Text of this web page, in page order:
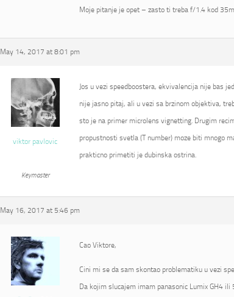
Moje pitanje je opet – zasto ti treba f/1.4 kod
May 14, 2017 at 8:01 pm
viktor pavlovic
Keymaster
Jos u vezi speedboostera, ekvivalencija nije bas
nije jasno pitaj, ali u vezi sa brzinom objektiva,
sto je na primer microlens vignetting. Drugim
propustnosti svetla (T number) moze biti mnogo
prakticno primetiti je dubinska ostrina.
May 16, 2017 at 5:46 pm
Cao Viktore,
Cini mi se da sam skontao problematiku u vezi
Da kojim slucajem imam panasonic Lumix GH4